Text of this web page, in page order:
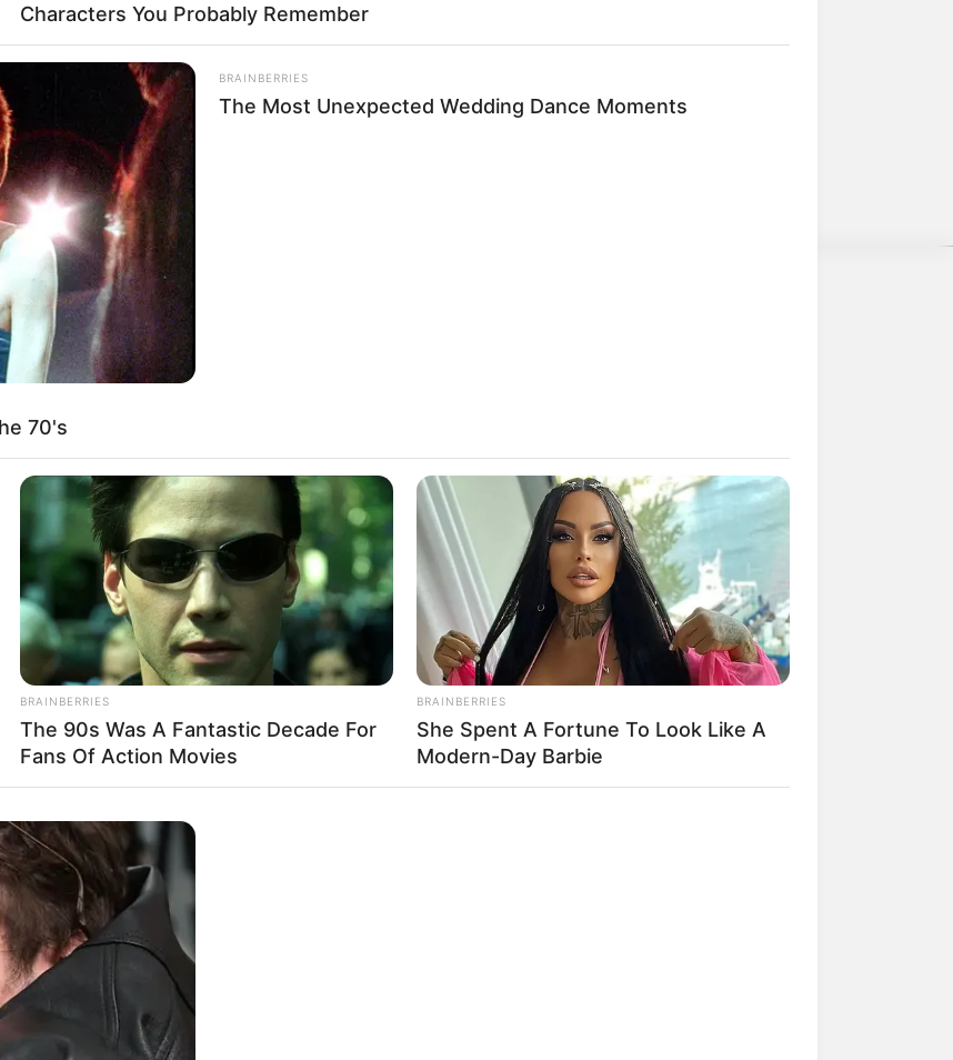
Pensionen, Ferienwohnungen und Urlaubsunterkünfte verschiedener Anbieter in
kostenlos eintragen:
die Präsidenten und Generäle mit Knüppeln gegenseitig erschlagen würden, statt mit ihren
zu ermorden?
Auf Quermania werben
sind Affiliate-Angebote integriert. Wenn etwas darüber gebucht oder gekauft wird, ist das
dadurch der Preis ändert.
Characters You Probably Remember
70's
BRAINBERRIES
The Most Unexpected Wedding Dance Moments
BRAINBERRIES
The 90s Was A Fantastic Decade For
Fans Of Action Movies
BRAINBERRIES
She Spent A Fortune To Look Like A
Modern-Day Barbie
RADAR MEDIA
This Cat Video Is So Funny, People
Can't Stop Laughing